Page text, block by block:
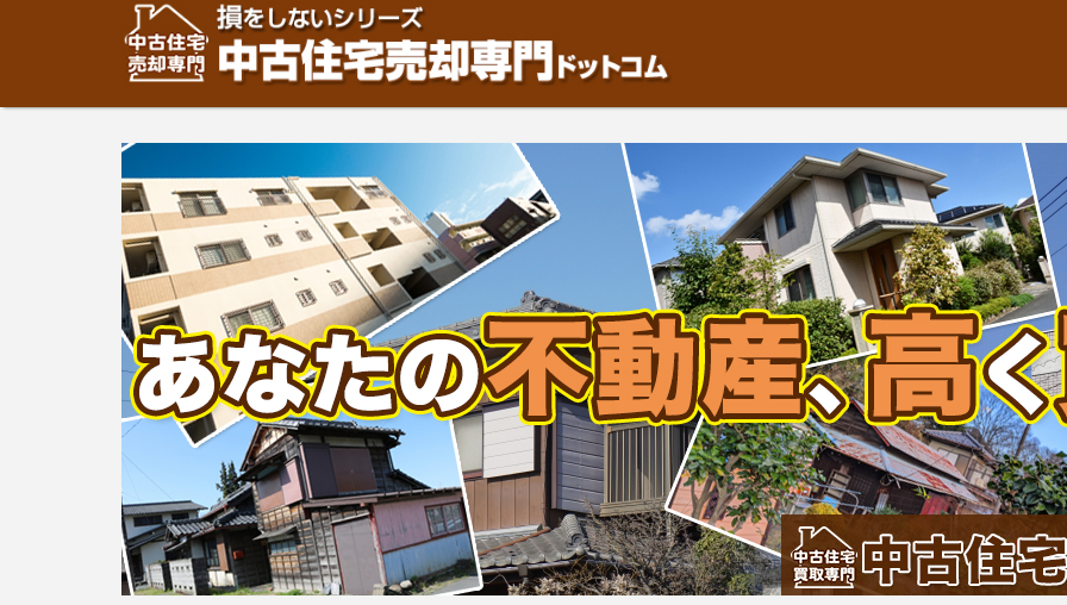
住宅・建物の「売却」は「個人」の方々が、「買取」は不動産や開発等の「業者」が物件を買います。一般的に「売却」は時間はかかるが
安めの売却金額と言われています。住宅・建物の売却をご検討中の方はお気軽にご相談ください。中古住宅、相続不動産など、不動産売却